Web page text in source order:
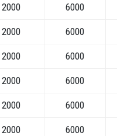
2000 6000
2000 6000
2000 6000
2000 6000
2000 6000
2000 6000